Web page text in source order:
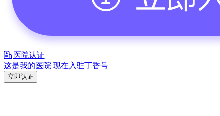
医院认证
这是我的医院 现在入驻丁香号
立即认证